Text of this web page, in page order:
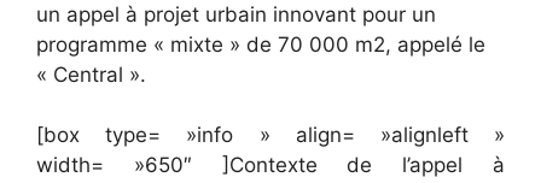
un appel à projet urbain innovant pour un
programme « mixte » de 70 000 m2, appelé le
« Central ».
[box type= »info » align= »alignleft »
width= »650″ ]Contexte de l’appel à